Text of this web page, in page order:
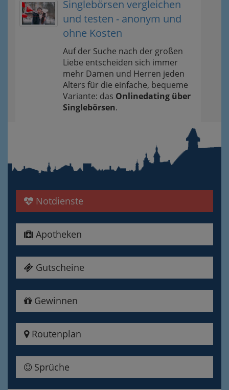
Singlebörsen vergleichen
und testen - anonym und
ohne Kosten
Auf der Suche nach der großen
Liebe entscheiden sich immer
mehr Damen und Herren jeden
Alters für die einfache, bequeme
Variante: das Onlinedating über
Singlebörsen.
Notdienste
Apotheken
Gutscheine
Gewinnen
Routenplan
Sprüche